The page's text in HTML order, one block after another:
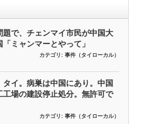
題で、チェンマイ市民が中国大
ミャンマーとやって」
カテゴリ: 事件（タイローカル）
タイ。病巣は中国にあり。中国
工場の建設停止処分。無許可で
カテゴリ: 事件（タイローカル）